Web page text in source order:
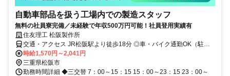
自動車部品を扱う工場内での製造スタッフ
無料の社員寮完備／未経験で年収500万円可能！社員登用実績有
住友理工 松阪製作所
交通・アクセス JR松阪駅より徒歩18分 ◎車・バイク通勤OK（駐車
場無料）
時給1,570円～2,041円
三重県松阪市
勤務時間詳細 ◆三交替 7：00～15：15 15：00～23：15 23：00～